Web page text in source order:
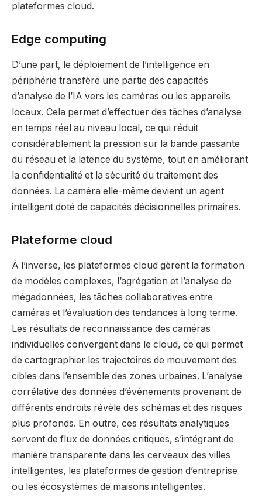
plateformes cloud.
Edge computing
D’une part, le déploiement de l’intelligence en
périphérie transfère une partie des capacités
d’analyse de l’IA vers les caméras ou les appareils
locaux. Cela permet d’effectuer des tâches d’analyse
en temps réel au niveau local, ce qui réduit
considérablement la pression sur la bande passante
du réseau et la latence du système, tout en améliorant
la confidentialité et la sécurité du traitement des
données. La caméra elle-même devient un agent
intelligent doté de capacités décisionnelles primaires.
Plateforme cloud
À l’inverse, les plateformes cloud gèrent la formation
de modèles complexes, l’agrégation et l’analyse de
mégadonnées, les tâches collaboratives entre
caméras et l’évaluation des tendances à long terme.
Les résultats de reconnaissance des caméras
individuelles convergent dans le cloud, ce qui permet
de cartographier les trajectoires de mouvement des
cibles dans l’ensemble des zones urbaines. L’analyse
corrélative des données d’événements provenant de
différents endroits révèle des schémas et des risques
plus profonds. En outre, ces résultats analytiques
servent de flux de données critiques, s’intégrant de
manière transparente dans les cerveaux des villes
intelligentes, les plateformes de gestion d’entreprise
ou les écosystèmes de maisons intelligentes.